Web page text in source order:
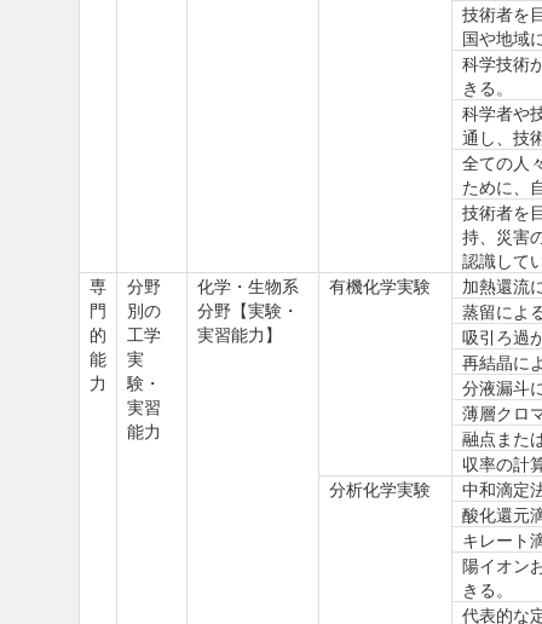
技術者を
国や地域
科学技術
きる。
科学者や
通し、技
全ての人
ために、
技術者を
持、災害
認識して
専
門
的
能
力
分野
別の
工学
実
験・
実習
能力
化学・生物系
分野【実験・
実習能力】
有機化学実験
加熱還流
蒸留によ
吸引ろ過
再結晶に
分液漏斗
薄層クロ
融点また
収率の計
分析化学実験
中和滴定
酸化還元
キレート
陽イオン
きる。
代表的な